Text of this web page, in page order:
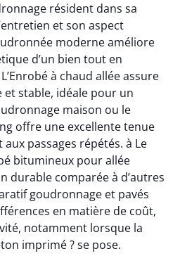
résident dans sa
et son aspect
moderne améliore
d’un bien tout en
à chaud allée assure
stable, idéale pour un
maison ou le
offre une excellente tenue
passages répétés. à Le
bitumineux pour allée
durable comparée à d’autres
goudronnage et pavés
en matière de coût,
notamment lorsque la
imprimé ? se pose.